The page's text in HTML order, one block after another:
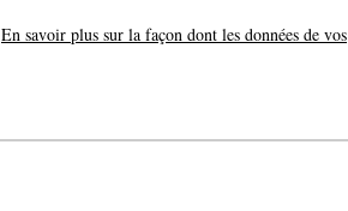
En savoir plus sur la façon dont les données de vos